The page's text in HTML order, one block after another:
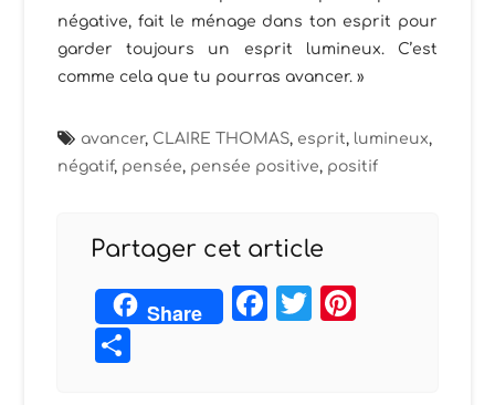
négative, fait le ménage dans ton esprit pour
garder toujours un esprit lumineux. C’est
comme cela que tu pourras avancer. »
avancer, CLAIRE THOMAS, esprit, lumineux,
négatif, pensée, pensée positive, positif
Partager cet article
Share Facebook
Twitter